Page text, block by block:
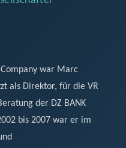
war Marc
als Direktor, für die VR
der DZ BANK
bis 2007 war er im